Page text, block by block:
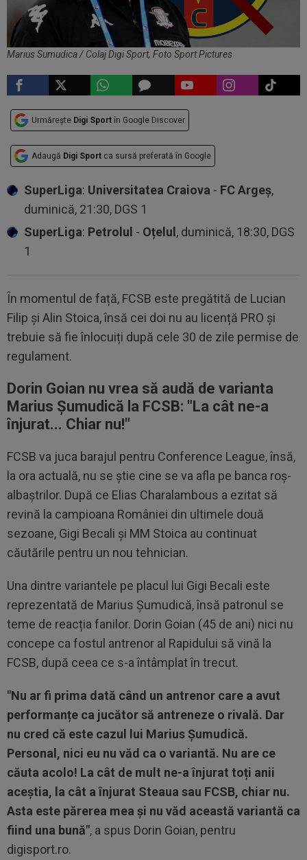
Marius Sumudica / Colaj Digi Sport, Foto Sport Pictures
Urmărește Digi Sport în Google Discover
Adaugă Digi Sport ca sursă preferată în Google
SuperLiga: Universitatea Craiova - FC Argeș,
duminică, 21:30, DGS 1
SuperLiga: Petrolul - Oțelul, duminică, 18:30, DGS
1
În momentul de față, FCSB este pregătită de Lucian
Filip și Alin Stoica, însă cei doi nu au licență PRO și
trebuie să fie înlocuiți după cele 30 de zile permise de
regulament.
Dorin Goian nu vrea să audă de varianta
Marius Șumudică la FCSB: "La cât ne-a
înjurat... Chiar nu!"
FCSB va juca barajul pentru Conference League, însă,
la ora actuală, nu se știe cine se va afla pe banca roș-
albaștrilor. După ce Elias Charalambous a ezitat să
revină la campioana României din ultimele două
sezoane, Gigi Becali și MM Stoica au continuat
căutările pentru un nou tehnician.
Una dintre variantele pe placul lui Gigi Becali este
reprezentată de Marius Șumudică, însă patronul se
teme de reacția fanilor. Dorin Goian (45 de ani) nici nu
concepe ca fostul antrenor al Rapidului să vină la
FCSB, după ceea ce s-a întâmplat în trecut.
"Nu ar fi prima dată când un antrenor care a avut
performanțe ca jucător să antreneze o rivală. Dar
nu cred că este cazul lui Marius Șumudică.
Personal, nici eu nu văd ca o variantă. Nu are ce
căuta acolo! La cât de mult ne-a înjurat toți anii
aceștia, la cât a înjurat Steaua sau FCSB, chiar nu.
Asta este părerea mea și nu văd această variantă ca
fiind una bună", a spus Dorin Goian, pentru
digisport.ro.